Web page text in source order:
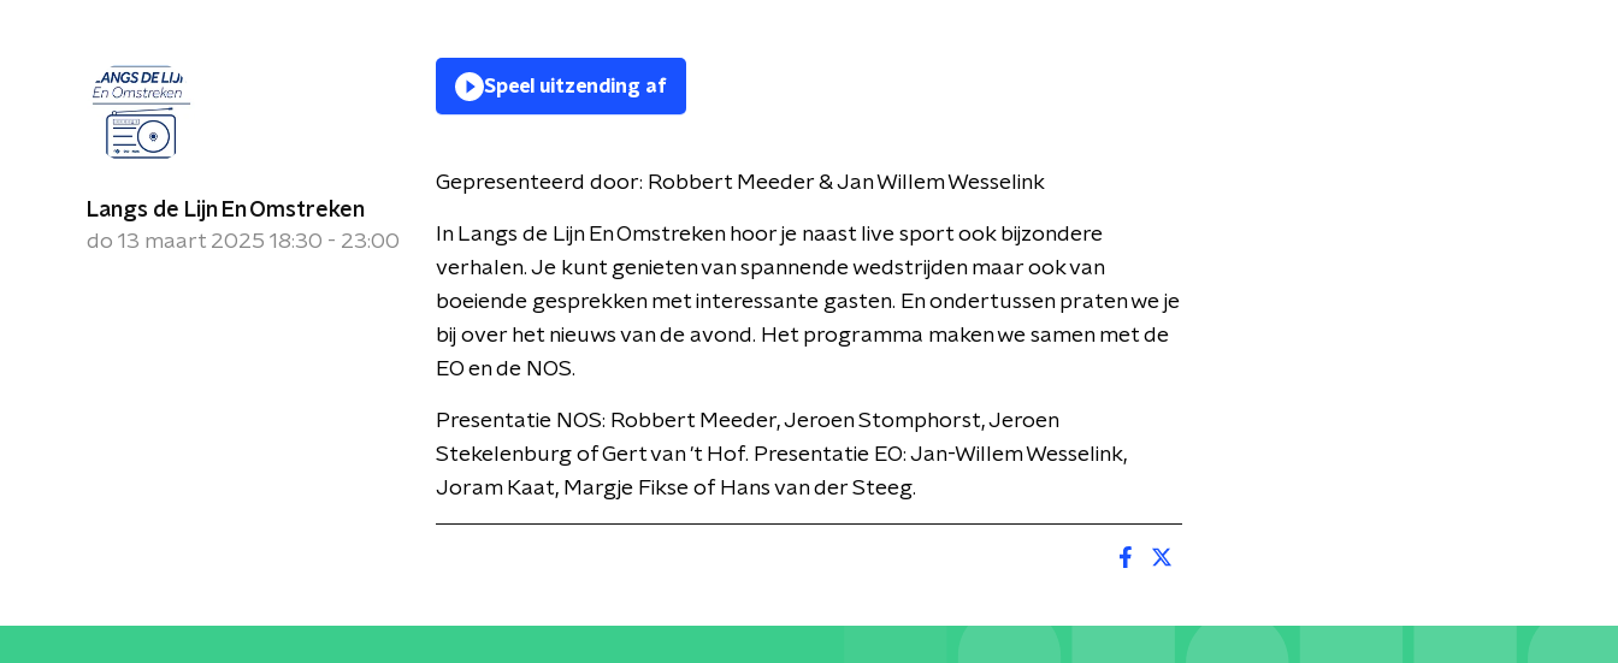
Langs de Lijn En Omstreken
do 13 maart 2025 18:30 - 23:00
Speel uitzending af
Gepresenteerd door: Robbert Meeder & Jan Willem Wesselink
In Langs de Lijn En Omstreken hoor je naast live sport ook bijzondere
verhalen. Je kunt genieten van spannende wedstrijden maar ook van
boeiende gesprekken met interessante gasten. En ondertussen praten we je
bij over het nieuws van de avond. Het programma maken we samen met de
EO en de NOS.
Presentatie NOS: Robbert Meeder, Jeroen Stomphorst, Jeroen
Stekelenburg of Gert van 't Hof. Presentatie EO: Jan-Willem Wesselink,
Joram Kaat, Margje Fikse of Hans van der Steeg.